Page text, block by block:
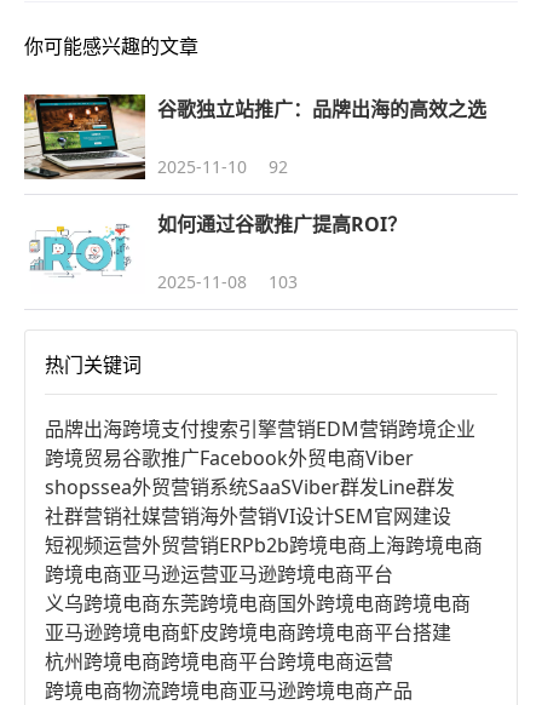
你可能感兴趣的文章
谷歌独立站推广：品牌出海的高效之选
2025-11-10 92
如何通过谷歌推广提高ROI？
2025-11-08 103
热门关键词
品牌出海跨境支付搜索引擎营销EDM营销跨境企业
跨境贸易谷歌推广Facebook外贸电商Viber
shopssea外贸营销系统SaaSViber群发Line群发
社群营销社媒营销海外营销VI设计SEM官网建设
短视频运营外贸营销ERPb2b跨境电商上海跨境电商
跨境电商亚马逊运营亚马逊跨境电商平台
义乌跨境电商东莞跨境电商国外跨境电商跨境电商
亚马逊跨境电商虾皮跨境电商跨境电商平台搭建
杭州跨境电商跨境电商平台跨境电商运营
跨境电商物流跨境电商亚马逊跨境电商产品